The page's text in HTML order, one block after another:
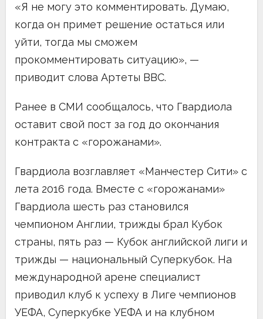
«Я не могу это комментировать. Думаю,
когда он примет решение остаться или
уйти, тогда мы сможем
прокомментировать ситуацию», —
приводит слова Артеты BBC.
Ранее в СМИ сообщалось, что Гвардиола
оставит свой пост за год до окончания
контракта с «горожанами».
Гвардиола возглавляет «Манчестер Сити» с
лета 2016 года. Вместе с «горожанами»
Гвардиола шесть раз становился
чемпионом Англии, трижды брал Кубок
страны, пять раз — Кубок английской лиги и
трижды — национальный Суперкубок. На
международной арене специалист
приводил клуб к успеху в Лиге чемпионов
УЕФА, Суперкубке УЕФА и на клубном